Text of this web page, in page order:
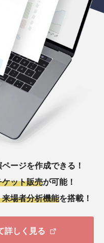
ージを作成できる！
ケット販売が可能！
場者分析機能を搭載！
詳しく見る